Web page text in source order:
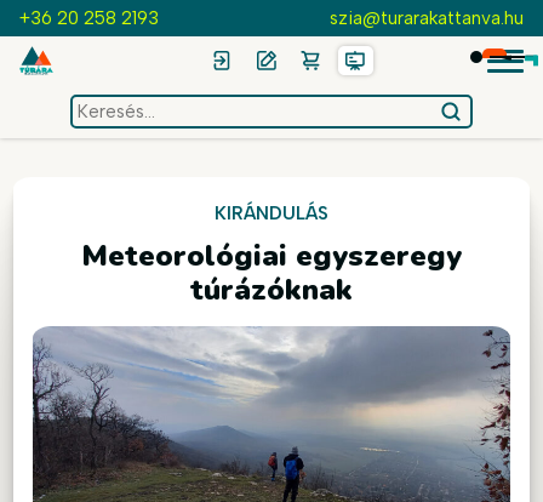
+36 20 258 2193 szia@turarakattanva.hu
keresés
az
KIRÁNDULÁS
Meteorológiai egyszeregy
túrázóknak